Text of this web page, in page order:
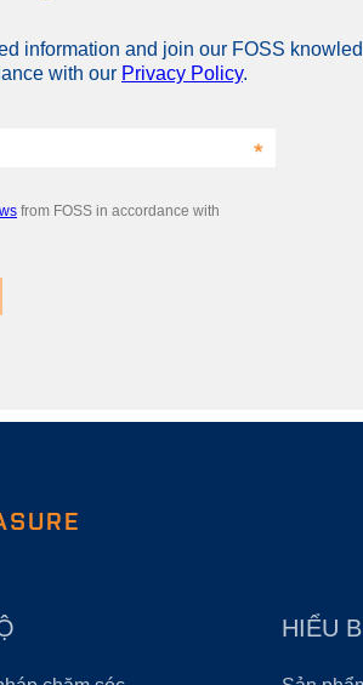
information and join our FOSS
with our Privacy Policy.
from FOSS in accordance with
HIỂU